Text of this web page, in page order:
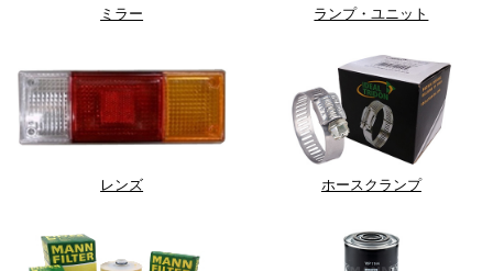
ミラー ランプ・ユニット
レンズ ホースクランプ